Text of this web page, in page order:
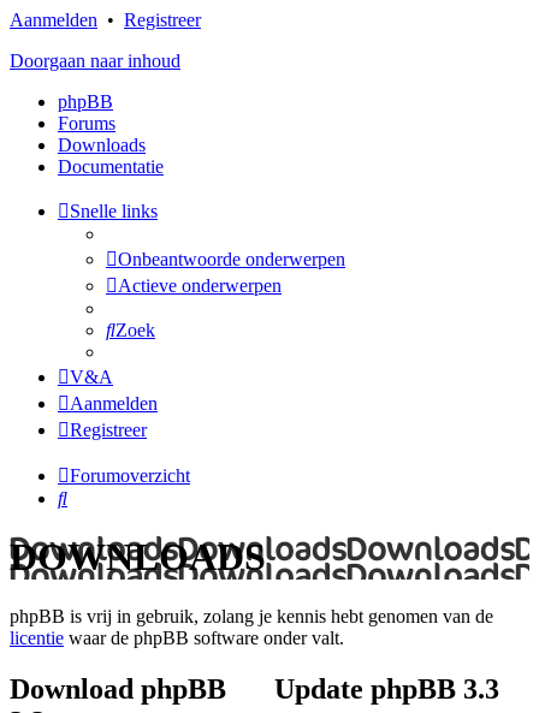
Aanmelden • Registreer
Doorgaan naar inhoud
phpBB
Forums
Downloads
Documentatie
Snelle links
Onbeantwoorde onderwerpen
Actieve onderwerpen
Zoek
V&A
Aanmelden
Registreer
Forumoverzicht
Zoek
DOWNLOADS
phpBB is vrij in gebruik, zolang je kennis hebt genomen van de
licentie waar de phpBB software onder valt.
Download phpBB
Update phpBB 3.3